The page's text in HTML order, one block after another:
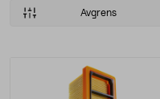
Avgrens
Produkter